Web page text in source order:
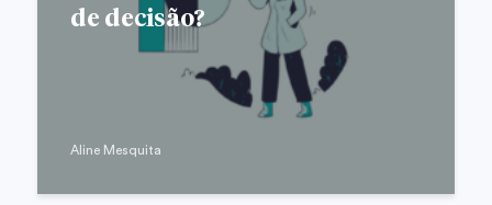
de decisão?
Aline Mesquita